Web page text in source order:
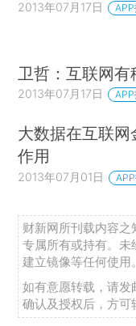
2013年07月17日
卫哲：互联网
2013年07月17日
大数据在互联网
作用
2013年07月01日
财新网所刊载内容
专属所有或持有。未
建立镜像等任何使用。
如有意愿转载，请发
确认及授权后，方可